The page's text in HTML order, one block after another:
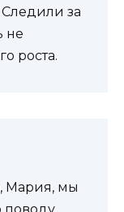
Следили за
не
роста.
Мария, мы